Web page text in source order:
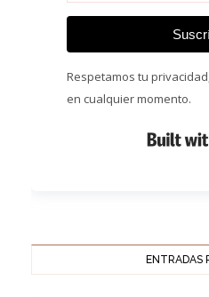
Respetamos tu
en cualquier momento.
ENTRADAS